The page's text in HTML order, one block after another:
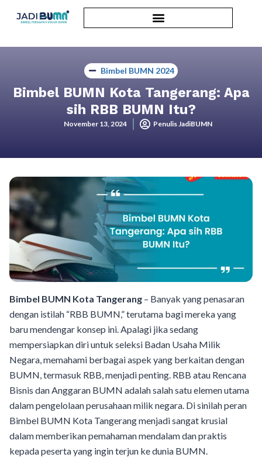
Bimbel BUMN 2024
Bimbel BUMN Kota Tangerang: Apa
sih RBB BUMN Itu?
November 13, 2024 Penulis JadiBUMN
Bimbel BUMN Kota Tangerang – Banyak yang penasaran
dengan istilah “RBB BUMN,” terutama bagi mereka yang
baru mendengar konsep ini. Apalagi jika sedang
mempersiapkan diri untuk seleksi Badan Usaha Milik
Negara, memahami berbagai aspek yang berkaitan dengan
BUMN, termasuk RBB, menjadi penting. RBB atau Rencana
Bisnis dan Anggaran BUMN adalah salah satu elemen utama
dalam pengelolaan perusahaan milik negara. Di sinilah peran
Bimbel BUMN Kota Tangerang menjadi sangat krusial
dalam memberikan pemahaman mendalam dan praktis
kepada peserta yang ingin terjun ke dunia BUMN.